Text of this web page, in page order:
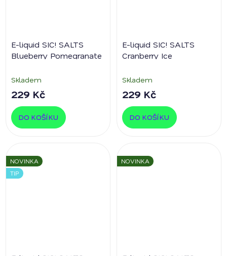
E-liquid SIC! SALTS
Blueberry Pomegranate
Skladem
229 Kč
DO KOŠÍKU
E-liquid SIC! SALTS
Cranberry Ice
Skladem
229 Kč
DO KOŠÍKU
NOVINKA
TIP
NOVINKA